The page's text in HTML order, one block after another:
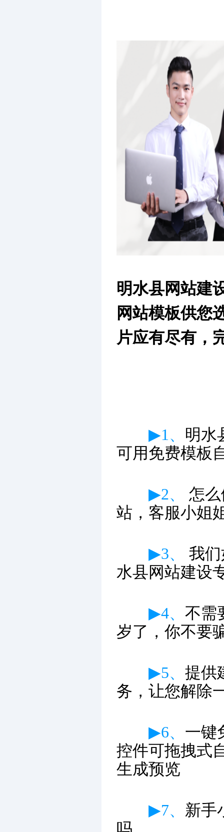
明水县网站建
网站模板供您
片应有尽有，
▶1、 明水
可用免费模板
▶2、 怎
站，客服小姐
▶3、 我
水县网站建设
▶4、 不需
岁了，你不要
▶5、 提供
务，让您解除
▶6、 一键
控件可拖拽式
生成预览
▶7、 新手